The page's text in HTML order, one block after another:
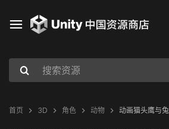
首页 3D 角色 动物 动画猫头鹰与